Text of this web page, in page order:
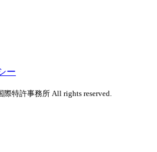
ー
特許事務所 All rights reserved.